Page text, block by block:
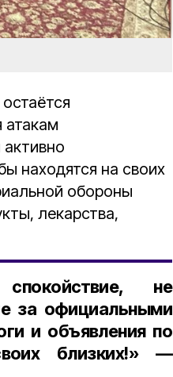
атакам
находятся на своих
обороны
лекарства,
не
за официальными
и объявления по
близких!» —